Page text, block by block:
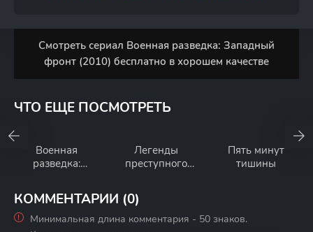
Смотреть сериал Военная разведка: Западный
фронт (2010) бесплатно в хорошем качестве
ЧТО ЕЩЕ ПОСМОТРЕТЬ
Военная
разведка:
Легенды
преступного
Пять минут
тишины
КОММЕНТАРИИ (0)
Минимальная длина комментария - 50 знаков.